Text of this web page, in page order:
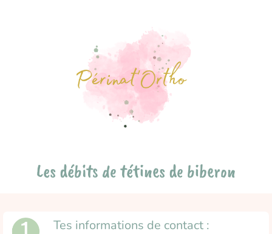
Les débits de tétines de biberon
Tes informations de contact :